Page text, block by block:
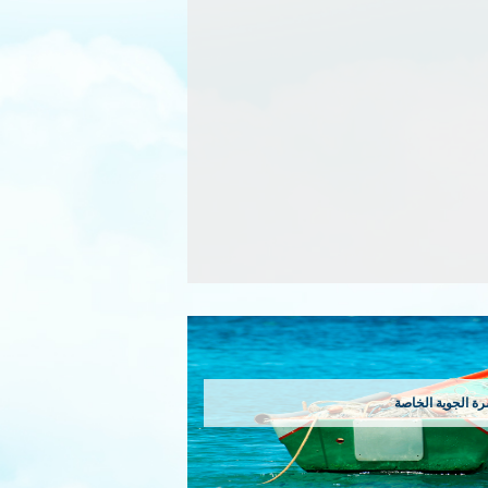
الجوية الخاصة